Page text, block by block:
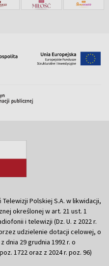
Polskiej S.A. w likwidacji,
określonej w art. 21 ust. 1
i telewizji (Dz. U. z 2022 r.
udzielenie dotacji celowej, o
dnia 29 grudnia 1992 r. o
1722 oraz z 2024 r. poz. 96)